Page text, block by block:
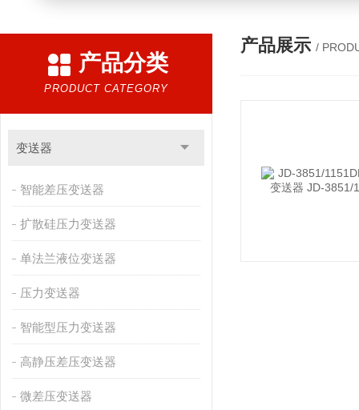
产品分类
PRODUCT CATEGORY
变送器
智能差压变送器
扩散硅压力变送器
单法兰液位变送器
压力变送器
智能型压力变送器
高静压差压变送器
微差压变送器
产品展示 /